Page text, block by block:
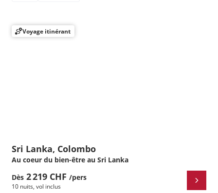
Voyage itinérant
Sri Lanka, Colombo
Au coeur du bien-être au Sri Lanka
Dès 2 219 CHF /pers
10 nuits, vol inclus